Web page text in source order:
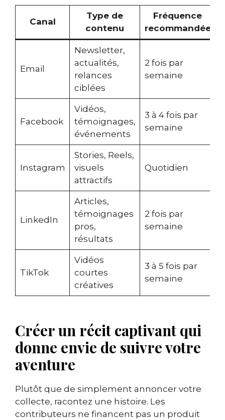
Canal
Type de
contenu
Fréquence
recommandée
Email
Newsletter,
actualités,
relances
ciblées
2 fois par
semaine
Facebook
Vidéos,
témoignages,
événements
3 à 4 fois par
semaine
Instagram
Stories, Reels,
visuels
attractifs
Quotidien
LinkedIn
Articles,
témoignages
pros,
résultats
2 fois par
semaine
TikTok
Vidéos
courtes
créatives
3 à 5 fois par
semaine
Créer un récit captivant qui
donne envie de suivre votre
aventure
Plutôt que de simplement annoncer votre
collecte, racontez une histoire. Les
contributeurs ne financent pas un produit